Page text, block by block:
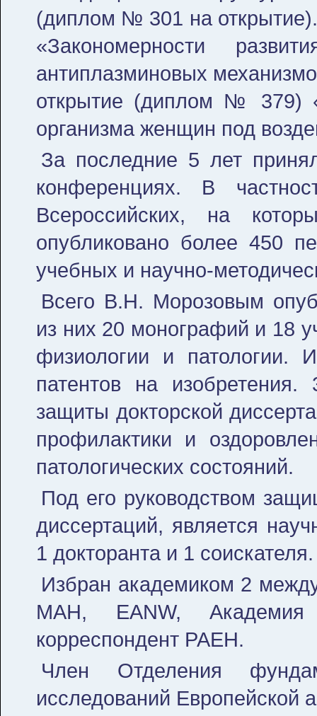
(диплом № 301 на
«Закономерности
антиплазминовых
открытие (диплом № 379)
организма женщин под
За последние 5 лет
конферен­циях. В
Всероссийских, на
опубликовано более 450
учебных и научно-
Всего В.Н. Морозовым
из них 20 монографий и 18
физиологии и па­тологии.
патентов на
защиты докторской
профилактики и
патологических состояний.
Под его руководством
диссер­таций, является
1 докторанта и 1 соискателя.
Избран академиком 2
МАН, ЕANW, Академия
корреспондент РАЕН.
Член Отделения
исследований Европейской